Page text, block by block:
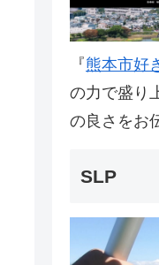
『熊本市好
の力で盛り
の良さをお
SLP